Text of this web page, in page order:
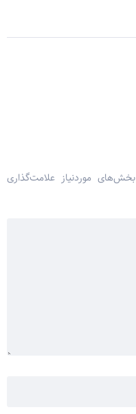
بخش‌های موردنیاز علامت‌گذاری